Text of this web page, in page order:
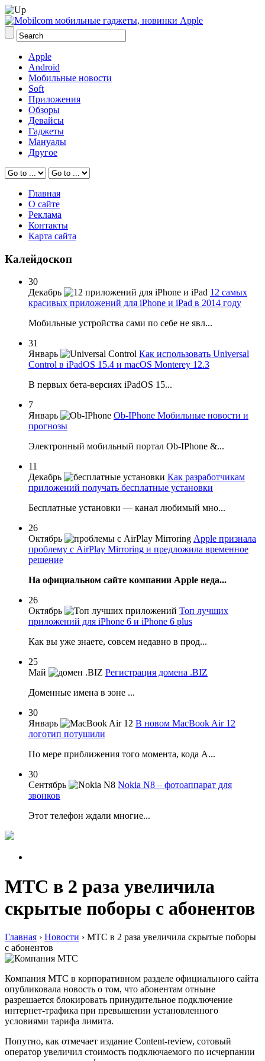
Apple
Android
Мобильные новости
Soft
Приложения
Обзоры
Девайсы
Гаджеты
Мануалы
Другое
Главная
О сайте
Реклама
Контакты
Карта сайта
Калейдоскоп
30
Декабрь
12 самых
красивых приложений для iPhone и iPad в 2014 году
Мобильные устройства сами по себе не явл...
31
Январь
Как использовать Universal
Control в iPadOS 15.4 и macOS Monterey 12.3
В первых бета-версиях iPadOS 15...
7
Январь
Ob-IPhone Мобильные новости и
прогнозы
Электронный мобильный портал Ob-IPhone &...
11
Декабрь
Как разработчикам
приложений получать бесплатные установки
Бесплатные установки — канал любимый мно...
26
Октябрь
Apple признала
проблему с AirPlay Mirroring и предложила временное
решение
На официальном сайте компании Apple неда...
26
Октябрь
Топ лучших
приложений для iPhone 6 и iPhone 6 plus
Как вы уже знаете, совсем недавно в прод...
25
Май
Регистрация домена .BIZ
Доменные имена в зоне ...
30
Январь
В новом MacBook Air 12
логотип потушили
По мере приближения того момента, кода A...
30
Сентябрь
Nokia N8 – фотоаппарат для
звонков
Этот телефон ждали многие...
МТС в 2 раза увеличила
скрытые поборы с абонентов
Главная › Новости › МТС в 2 раза увеличила скрытые поборы
с абонентов
Компания МТС в корпоративном разделе официального сайта
опубликовала новость о том, что абонентам отныне
разрешается блокировать принудительное подключение
интернет-трафика при превышении установленного
условиями тарифа лимита.
Попутно, как отмечает издание Content-review, сотовый
оператор увеличил стоимость подключаемого по исчерпании